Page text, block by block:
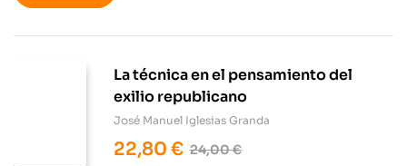
La técnica en el pensamiento del
exilio republicano
José Manuel Iglesias Granda
24,00€
22,80 €